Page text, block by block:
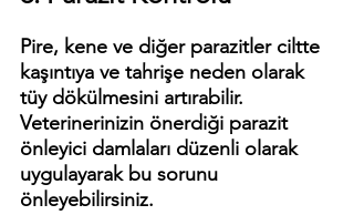
Pire, kene ve diğer parazitler ciltte
kaşıntıya ve tahrişe neden olarak
tüy dökülmesini artırabilir.
Veterinerinizin önerdiği parazit
önleyici damlaları düzenli olarak
uygulayarak bu sorunu
önleyebilirsiniz.